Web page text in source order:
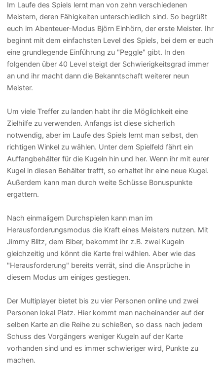
Im Laufe des Spiels lernt man von zehn verschiedenen
Meistern, deren Fähigkeiten unterschiedlich sind. So begrüßt
euch im Abenteuer-Modus Björn Einhörn, der erste Meister. Ihr
beginnt mit dem einfachsten Level des Spiels, bei dem er euch
eine grundlegende Einführung zu "Peggle" gibt. In den
folgenden über 40 Level steigt der Schwierigkeitsgrad immer
an und ihr macht dann die Bekanntschaft weiterer neun
Meister.
Um viele Treffer zu landen habt ihr die Möglichkeit eine
Zielhilfe zu verwenden. Anfangs ist diese sicherlich
notwendig, aber im Laufe des Spiels lernt man selbst, den
richtigen Winkel zu wählen. Unter dem Spielfeld fährt ein
Auffangbehälter für die Kugeln hin und her. Wenn ihr mit eurer
Kugel in diesen Behälter trefft, so erhaltet ihr eine neue Kugel.
Außerdem kann man durch weite Schüsse Bonuspunkte
ergattern.
Nach einmaligem Durchspielen kann man im
Herausforderungsmodus die Kraft eines Meisters nutzen. Mit
Jimmy Blitz, dem Biber, bekommt ihr z.B. zwei Kugeln
gleichzeitig und könnt die Karte frei wählen. Aber wie das
"Herausforderung" bereits verrät, sind die Ansprüche in
diesem Modus um einiges gestiegen.
Der Multiplayer bietet bis zu vier Personen online und zwei
Personen lokal Platz. Hier kommt man nacheinander auf der
selben Karte an die Reihe zu schießen, so dass nach jedem
Schuss des Vorgängers weniger Kugeln auf der Karte
vorhanden sind und es immer schwieriger wird, Punkte zu
machen.